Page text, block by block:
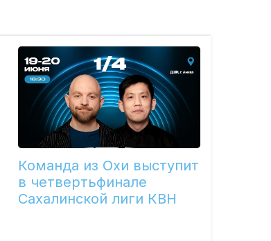
Команда из Охи выступит
в четвертьфинале
Сахалинской лиги КВН